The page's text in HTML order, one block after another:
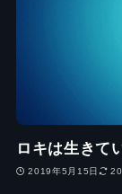
ロキは生きて
2019年5月15日